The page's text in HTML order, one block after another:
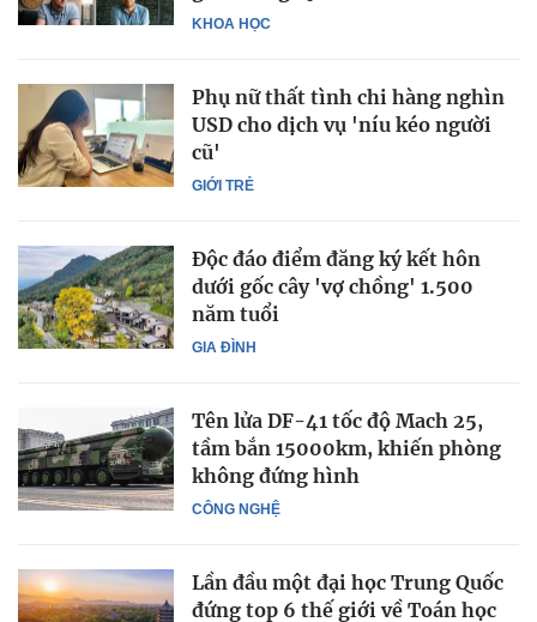
KHOA HỌC
GIỚI TRẺ
Phụ nữ thất tình chi hàng nghìn
USD cho dịch vụ 'níu kéo người
cũ'
GIA ĐÌNH
Độc đáo điểm đăng ký kết hôn
dưới gốc cây 'vợ chồng' 1.500
năm tuổi
CÔNG NGHỆ
Tên lửa DF-41 tốc độ Mach 25,
tầm bắn 15000km, khiến phòng
không đứng hình
Lần đầu một đại học Trung Quốc
đứng top 6 thế giới về Toán học